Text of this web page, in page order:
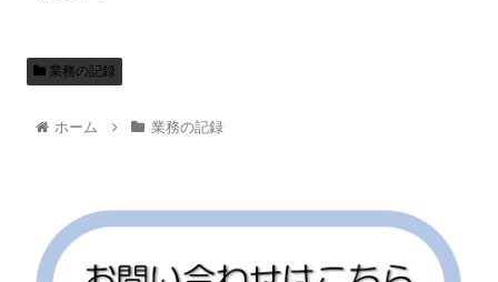
業務の記録
ホーム 業務の記録